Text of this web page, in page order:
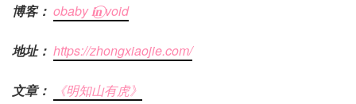
博客： obaby 𝐢‍𝐧⃝ void
地址： https://zhongxiaojie.com/
文章： 《明知山有虎》